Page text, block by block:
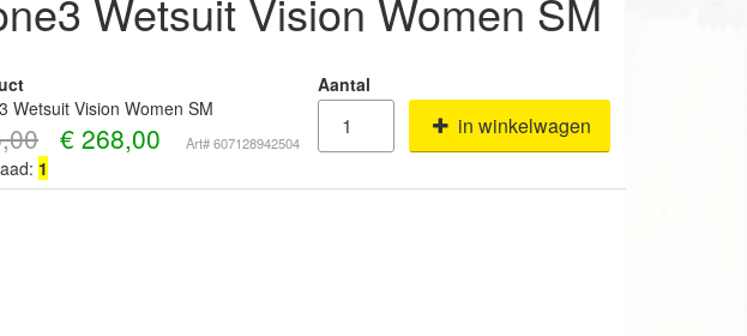
Wetsuit Vision Women SM
Aantal
Wetsuit Vision Women SM
€ 268,00 Art# 607128942504
in winkelwagen
1